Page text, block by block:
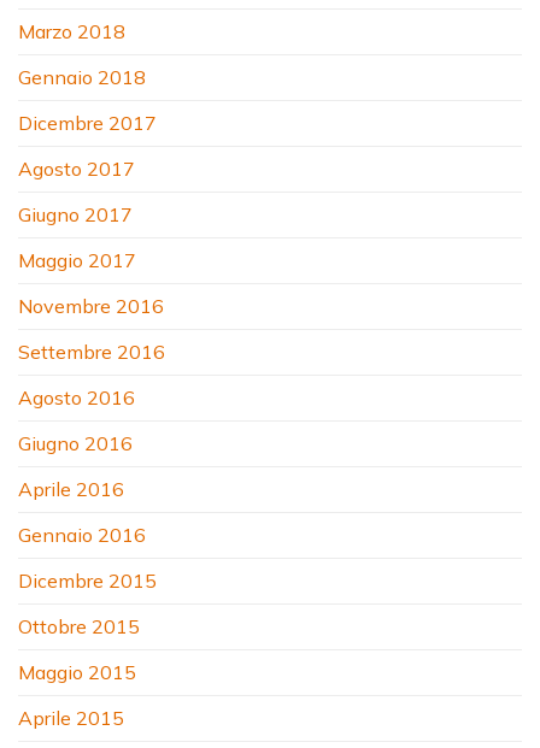
Marzo 2018
Gennaio 2018
Dicembre 2017
Agosto 2017
Giugno 2017
Maggio 2017
Novembre 2016
Settembre 2016
Agosto 2016
Giugno 2016
Aprile 2016
Gennaio 2016
Dicembre 2015
Ottobre 2015
Maggio 2015
Aprile 2015